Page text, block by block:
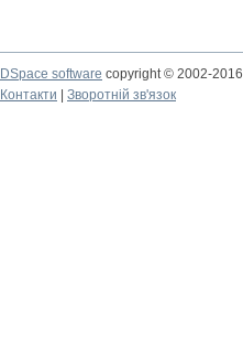
DSpace software copyright © 2002-2016
Контакти
Зворотній зв'язок